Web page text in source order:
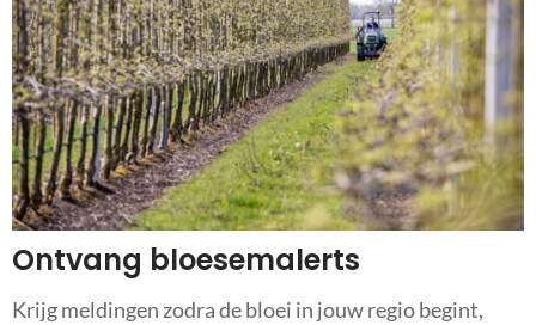
Ontvang bloesemalerts
Krijg meldingen zodra de bloei in jouw regio begint,